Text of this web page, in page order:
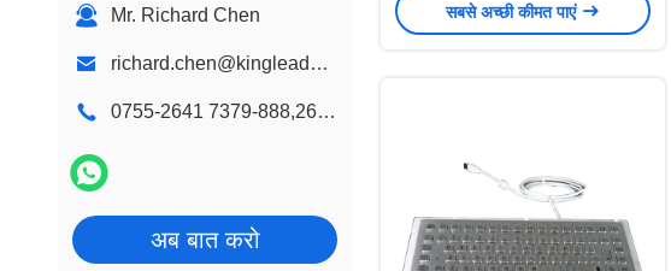
कस्टम डिजाइन कियॉस्क
डिजिटल साइनेज कियोस्क
Mr. Richard Chen
richard.chen@kingleadertech.com
0755-2641 7379-888,2641 9575
अब बात करो
सबसे अच्छी कीमत पाएं